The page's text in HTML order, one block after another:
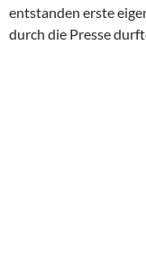
entstanden erste
durch die Presse